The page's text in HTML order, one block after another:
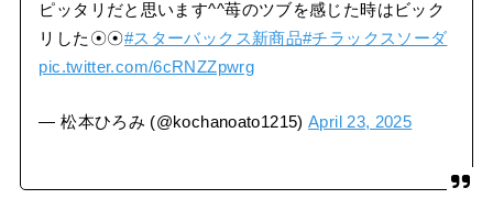
ピッタリだと思います^⁠^苺のツブを感じた時はビック
リした☉⁠☉⁠#スターバックス新商品#チラックスソーダ
pic.twitter.com/6cRNZZpwrg
— 松本ひろみ (@kochanoato1215)April 23, 2025